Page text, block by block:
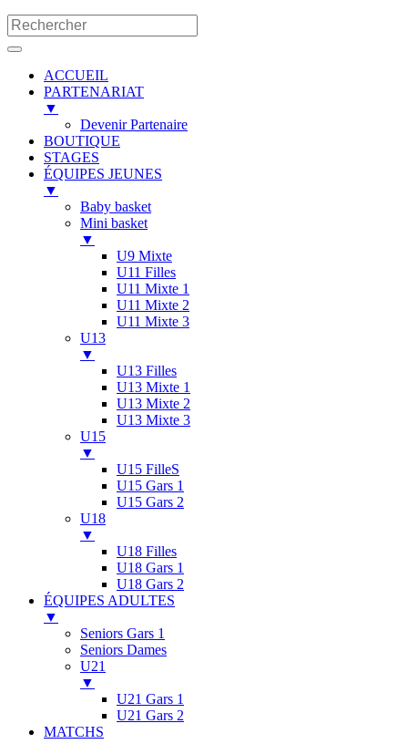
ACCUEIL
PARTENARIAT
▼
Devenir Partenaire
BOUTIQUE
STAGES
ÉQUIPES JEUNES
▼
Baby basket
Mini basket
▼
U9 Mixte
U11 Filles
U11 Mixte 1
U11 Mixte 2
U11 Mixte 3
U13
▼
U13 Filles
U13 Mixte 1
U13 Mixte 2
U13 Mixte 3
U15
▼
U15 FilleS
U15 Gars 1
U15 Gars 2
U18
▼
U18 Filles
U18 Gars 1
U18 Gars 2
ÉQUIPES ADULTES
▼
Seniors Gars 1
Seniors Dames
U21
▼
U21 Gars 1
U21 Gars 2
MATCHS